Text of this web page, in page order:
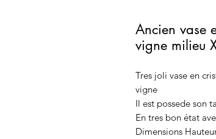
Ancien vase
vigne milieu
Tres joli vase en
vigne
Il est possede son
En tres bon état
Dimensions